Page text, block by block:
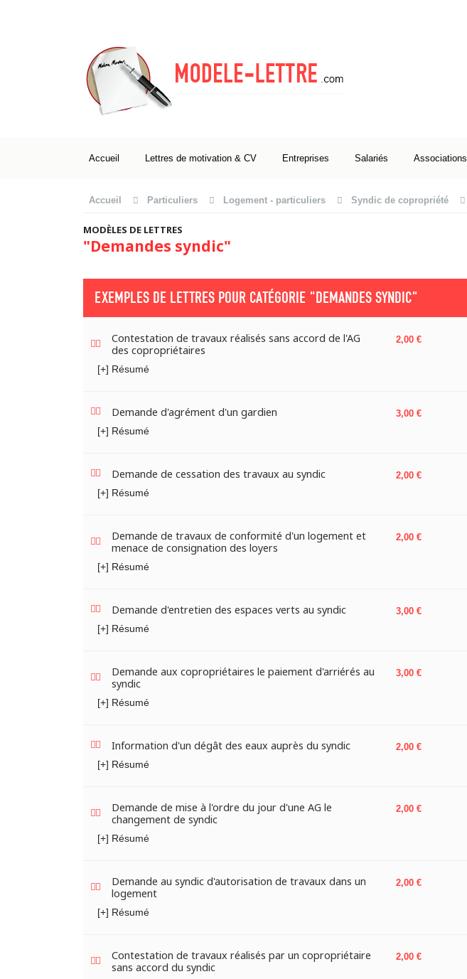
Accueil Lettres de motivation & CV Entreprises Salariés Associations
Accueil Particuliers Logement - particuliers Syndic de copropriété
MODÈLES DE LETTRES
"Demandes syndic"
EXEMPLES DE LETTRES POUR CATÉGORIE "DEMANDES SYNDIC"
Contestation de travaux réalisés sans accord de l'AG
des copropriétaires
[+] Résumé
Prix
2,00 €
Demande d'agrément d'un gardien
[+] Résumé
Prix
3,00 €
Demande de cessation des travaux au syndic
[+] Résumé
Prix
2,00 €
Demande de travaux de conformité d'un logement et
menace de consignation des loyers
[+] Résumé
Prix
2,00 €
Demande d'entretien des espaces verts au syndic
[+] Résumé
Prix
3,00 €
Demande aux copropriétaires le paiement d'arriérés au
syndic
[+] Résumé
Prix
3,00 €
Information d'un dégât des eaux auprès du syndic
[+] Résumé
Prix
2,00 €
Demande de mise à l'ordre du jour d'une AG le
changement de syndic
[+] Résumé
Prix
2,00 €
Demande au syndic d'autorisation de travaux dans un
logement
[+] Résumé
Prix
2,00 €
Contestation de travaux réalisés par un copropriétaire
sans accord du syndic
Prix
2,00 €